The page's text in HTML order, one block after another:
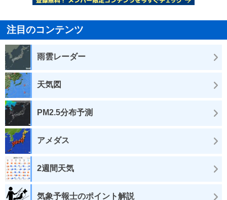
注目のコンテンツ
雨雲レーダー
天気図
PM2.5分布予測
アメダス
2週間天気
気象予報士のポイント解説